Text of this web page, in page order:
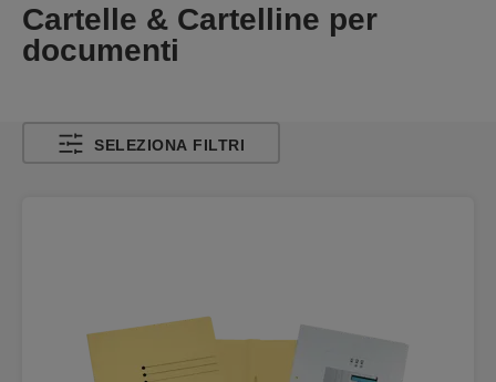
Cartelle & Cartelline per
documenti
SELEZIONA FILTRI